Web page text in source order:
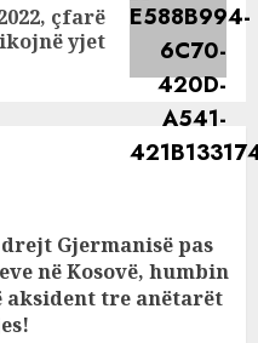
çfarë
yjet
Gjermanisë pas
në Kosovë, humbin
aksident tre anëtarët